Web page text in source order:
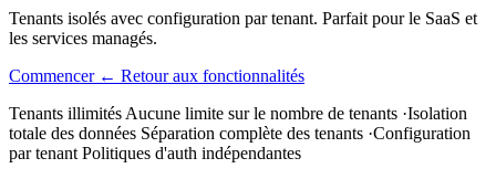
Tenants isolés avec configuration par tenant. Parfait pour le SaaS et
les services managés.
Commencer ← Retour aux fonctionnalités
Tenants illimités Aucune limite sur le nombre de tenants ·Isolation
totale des données Séparation complète des tenants ·Configuration
par tenant Politiques d'auth indépendantes